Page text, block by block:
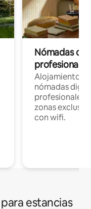
Nómadas
Alojamientos
nómadas
profesionales
zonas
con wifi.
estancias